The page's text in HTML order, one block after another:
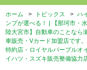
ホーム > トピックス > ハ
ンプが選べる！ | 【那珂市・
陸大宮市】自動車のことなら
車販売・Vカード加盟店です
特約店・ロイヤルパープルオ
イハツ・スズキ販売整備協力